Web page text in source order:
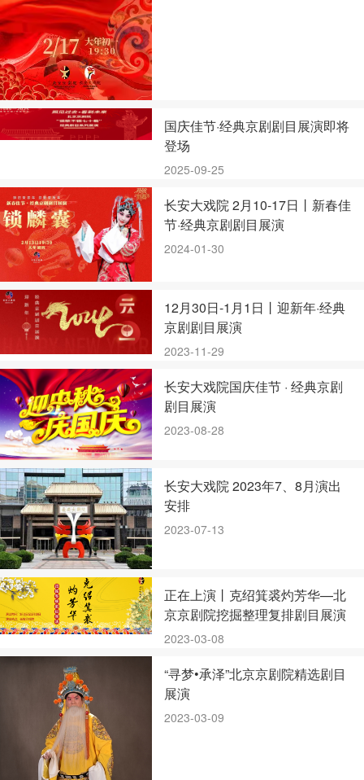
国庆佳节·经典京剧剧目展演即将
登场
2025-09-25
长安大戏院 2月10-17日丨新春佳
节·经典京剧剧目展演
2024-01-30
12月30日-1月1日丨迎新年·经典
京剧剧目展演
2023-11-29
长安大戏院国庆佳节 · 经典京剧
剧目展演
2023-08-28
长安大戏院 2023年7、8月演出
安排
2023-07-13
正在上演丨克绍箕裘灼芳华—北
京京剧院挖掘整理复排剧目展演
2023-03-08
“寻梦•承泽”北京京剧院精选剧目
展演
2023-03-09